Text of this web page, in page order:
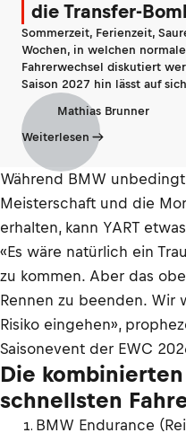
die Transfer-
Sommerzeit, Ferienzeit,
Wochen, in welchen
Fahrerwechsel diskutiert
Saison 2027 hin lässt auf
Mathias Brunner
Weiterlesen
Während BMW
Meisterschaft und die
erhalten, kann YART
«Es wäre natürlich ein
zu kommen. Aber das
Rennen zu beenden. Wir
Risiko eingehen»,
Saisonevent der EWC
Die
schnellsten
BMW Endurance